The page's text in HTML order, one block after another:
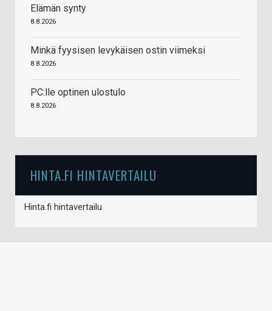
Elämän synty
8.8.2026
Minkä fyysisen levykäisen ostin viimeksi
8.8.2026
PC:lle optinen ulostulo
8.8.2026
HINTA.FI HINTAVERTAILU
Hinta.fi hintavertailu